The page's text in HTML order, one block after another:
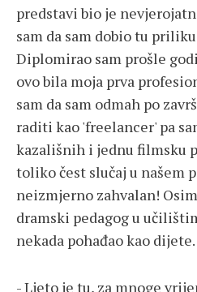
predstavi bio je
sam da sam dobio tu
Diplomirao sam prošle
ovo bila moja prva
sam da sam odmah po
raditi kao 'freelancer' pa
kazališnih i jednu filmsku
toliko čest slučaj u našem
neizmjerno zahvalan!
dramski pedagog u
nekada pohađao kao dijete.
- Ljeto je tu, za mnoge